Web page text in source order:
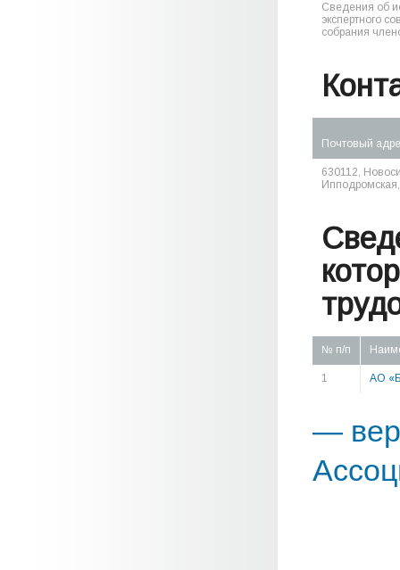
Сведения об
экспертного
собрания
Почтовый
630112,
№ п/п
1 АО
—